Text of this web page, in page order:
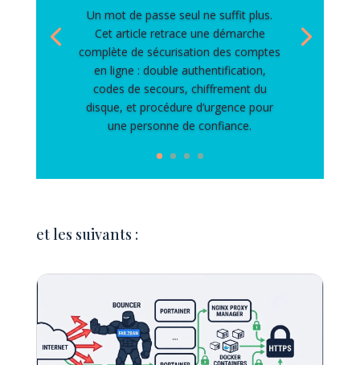
Un mot de passe seul ne suffit plus.
Cet article retrace une démarche
complète de sécurisation des comptes
en ligne : double authentification,
codes de secours, chiffrement du
disque, et procédure d’urgence pour
une personne de confiance.
et les suivants :